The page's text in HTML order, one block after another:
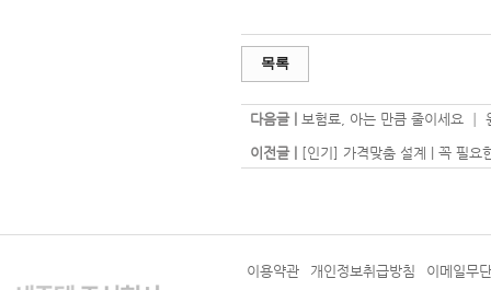
목록
다음글 | 보험료, 아는 만큼 줄이세요 ┃
이전글 | [인기] 가격맞춤 설계 | 꼭 필요
이용약관 개인정보취급방침
이메일무